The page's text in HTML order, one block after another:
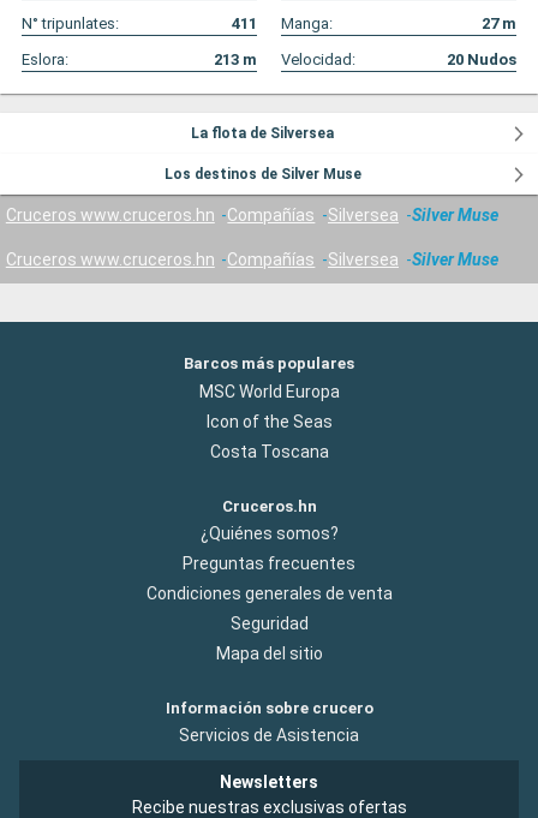
N° tripunlates:
411 Manga: 27m
Eslora:
213 m Velocidad: 20 Nudos
La flota de Silversea
Los destinos de Silver Muse
Cruceros www.cruceros.hn Compañías Silversea Silver Muse
Cruceros www.cruceros.hn Compañías Silversea Silver Muse
Barcos más populares
MSC World Europa
Icon of the Seas
Costa Toscana
Cruceros.hn
¿Quiénes somos?
Preguntas frecuentes
Condiciones generales de venta
Seguridad
Mapa del sitio
Información sobre crucero
Servicios de Asistencia
Newsletters
Recibe nuestras exclusivas ofertas